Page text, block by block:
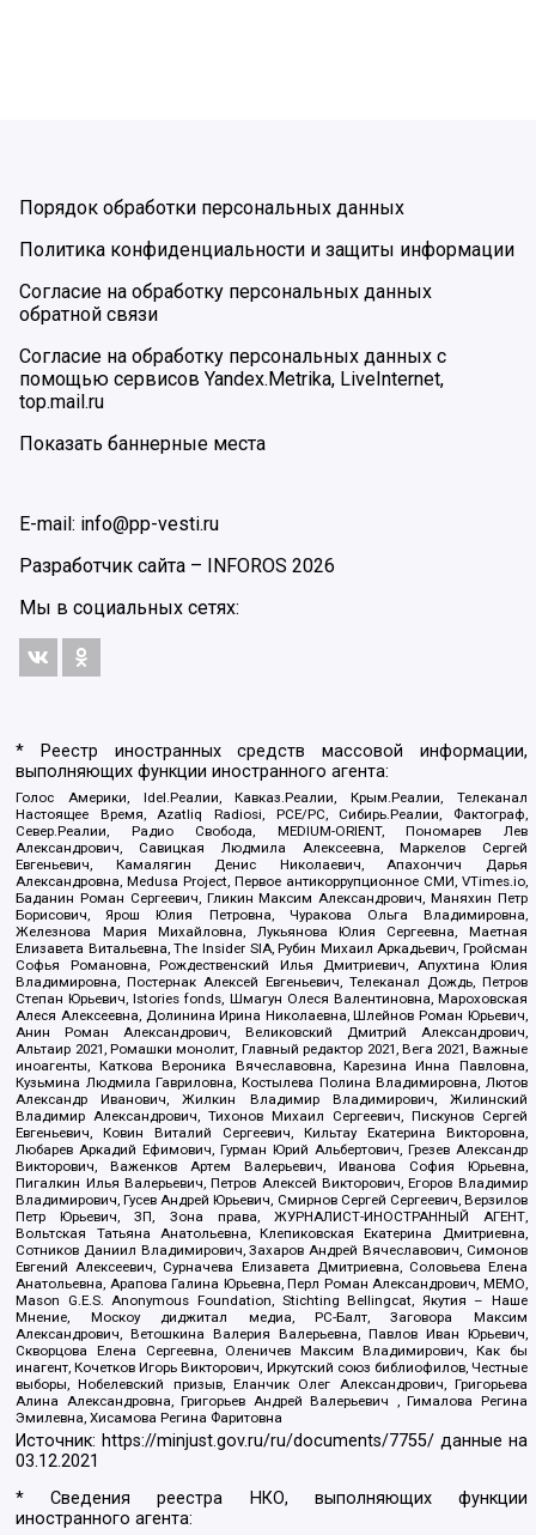
Порядок обработки персональных данных
Политика конфиденциальности и защиты информации
Согласие на обработку персональных данных
обратной связи
Согласие на обработку персональных данных с
помощью сервисов Yandex.Metrika, LiveInternet,
top.mail.ru
Показать баннерные места
E-mail: info@pp-vesti.ru
Разработчик сайта –
INFOROS 2026
Мы в социальных сетях:
* Реестр иностранных средств массовой информации,
выполняющих функции иностранного агента:
Голос Америки, Idel.Реалии, Кавказ.Реалии, Крым.Реалии, Телеканал
Настоящее Время, Azatliq Radiosi, PCE/PC, Сибирь.Реалии, Фактограф,
Север.Реалии, Радио Свобода, MEDIUM-ORIENT, Пономарев Лев
Александрович, Савицкая Людмила Алексеевна, Маркелов Сергей
Евгеньевич, Камалягин Денис Николаевич, Апахончич Дарья
Александровна, Medusa Project, Первое антикоррупционное СМИ, VTimes.io,
Баданин Роман Сергеевич, Гликин Максим Александрович, Маняхин Петр
Борисович, Ярош Юлия Петровна, Чуракова Ольга Владимировна,
Железнова Мария Михайловна, Лукьянова Юлия Сергеевна, Маетная
Елизавета Витальевна, The Insider SIA, Рубин Михаил Аркадьевич, Гройсман
Софья Романовна, Рождественский Илья Дмитриевич, Апухтина Юлия
Владимировна, Постернак Алексей Евгеньевич, Телеканал Дождь, Петров
Степан Юрьевич, Istories fonds, Шмагун Олеся Валентиновна, Мароховская
Алеся Алексеевна, Долинина Ирина Николаевна, Шлейнов Роман Юрьевич,
Анин Роман Александрович, Великовский Дмитрий Александрович,
Альтаир 2021, Ромашки монолит, Главный редактор 2021, Вега 2021, Важные
иноагенты, Каткова Вероника Вячеславовна, Карезина Инна Павловна,
Кузьмина Людмила Гавриловна, Костылева Полина Владимировна, Лютов
Александр Иванович, Жилкин Владимир Владимирович, Жилинский
Владимир Александрович, Тихонов Михаил Сергеевич, Пискунов Сергей
Евгеньевич, Ковин Виталий Сергеевич, Кильтау Екатерина Викторовна,
Любарев Аркадий Ефимович, Гурман Юрий Альбертович, Грезев Александр
Викторович, Важенков Артем Валерьевич, Иванова София Юрьевна,
Пигалкин Илья Валерьевич, Петров Алексей Викторович, Егоров Владимир
Владимирович, Гусев Андрей Юрьевич, Смирнов Сергей Сергеевич, Верзилов
Петр Юрьевич, ЗП, Зона права, ЖУРНАЛИСТ-ИНОСТРАННЫЙ АГЕНТ,
Вольтская Татьяна Анатольевна, Клепиковская Екатерина Дмитриевна,
Сотников Даниил Владимирович, Захаров Андрей Вячеславович, Симонов
Евгений Алексеевич, Сурначева Елизавета Дмитриевна, Соловьева Елена
Анатольевна, Арапова Галина Юрьевна, Перл Роман Александрович, МЕМО,
Mason G.E.S. Anonymous Foundation, Stichting Bellingcat, Якутия – Наше
Мнение, Москоу диджитал медиа, РС-Балт, Заговора Максим
Александрович, Ветошкина Валерия Валерьевна, Павлов Иван Юрьевич,
Скворцова Елена Сергеевна, Оленичев Максим Владимирович, Как бы
инагент, Кочетков Игорь Викторович, Иркутский союз библиофилов, Честные
выборы, Нобелевский призыв, Еланчик Олег Александрович, Григорьева
Алина Александровна, Григорьев Андрей Валерьевич , Гималова Регина
Эмилевна, Хисамова Регина Фаритовна
Источник: https://minjust.gov.ru/ru/documents/7755/ данные на
03.12.2021
* Сведения реестра НКО, выполняющих функции
иностранного агента: